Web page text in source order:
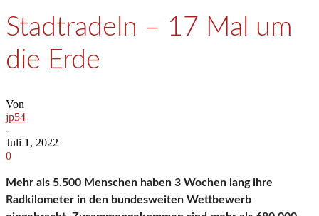
Stadtradeln – 17 Mal um
die Erde
Von
jp54
-
Juli 1, 2022
0
Mehr als 5.500 Menschen haben 3 Wochen lang ihre
Radkilometer in den bundesweiten Wettbewerb